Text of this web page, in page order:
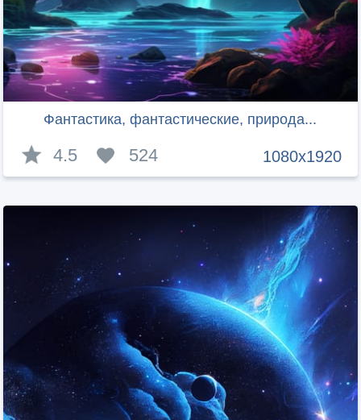
Фантастика, фантастические, природа...
1080x1920
4.5 524